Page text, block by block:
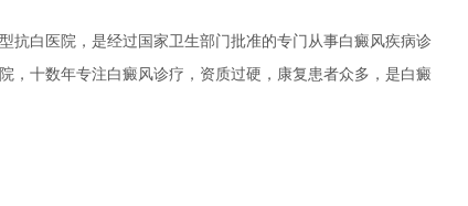
抗白医院，是经过国家卫生部门批准的专门从事白癜风疾病诊
，十数年专注白癜风诊疗，资质过硬，康复患者众多，是白癜